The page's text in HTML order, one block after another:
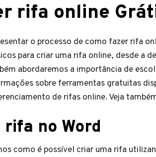
rifa online
o processo de como fazer rifa
para criar uma rifa online, desde a
abordaremos a importância de
sobre ferramentas gratuitas
de rifas online. Veja
no Word
como é possível criar uma rifa